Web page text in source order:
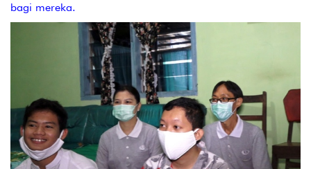
bagi mereka.